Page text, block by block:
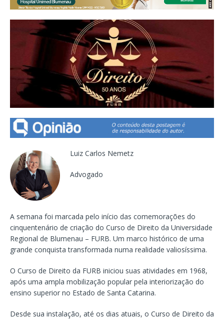
Luiz Carlos Nemetz
Advogado
A semana foi marcada pelo início das comemorações do
cinquentenário de criação do Curso de Direito da Universidade
Regional de Blumenau – FURB. Um marco histórico de uma
grande conquista transformada numa realidade valiosíssima.
O Curso de Direito da FURB iniciou suas atividades em 1968,
após uma ampla mobilização popular pela interiorização do
ensino superior no Estado de Santa Catarina.
Desde sua instalação, até os dias atuais, o Curso de Direito da